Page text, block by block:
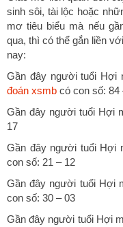
sinh sôi, tài lộc hoặc
mơ tiêu biểu mà nếu
qua, thì có thể gắn liền
nay:
Gần đây người tuổi Hợi
đoán xsmb có con số: 84
Gần đây người tuổi Hợi
17
Gần đây người tuổi Hợi
con số: 21 – 12
Gần đây người tuổi Hợi
con số: 30 – 03
Gần đây người tuổi Hợi